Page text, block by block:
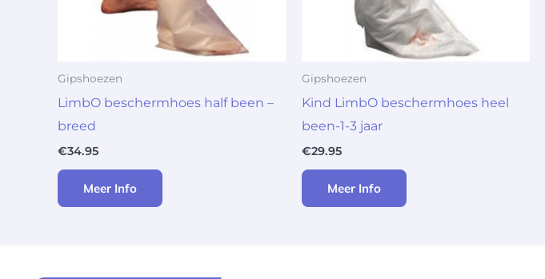
Gipshoezen
LimbO beschermhoes half been –
breed
€34.95
Meer Info
Gipshoezen
Kind LimbO beschermhoes heel
been-1-3 jaar
€29.95
Meer Info